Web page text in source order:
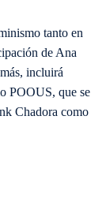
tanto en
de Ana
incluirá
POOUS, que se
Chadora como